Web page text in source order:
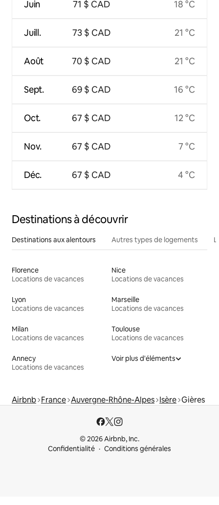
Juin
Juill.
Août
Sept.
Oct.
Nov.
Déc.
71 $ CAD
73 $ CAD
70 $ CAD
69 $ CAD
67 $ CAD
67 $ CAD
67 $ CAD
18 °C
21 °C
21 °C
16 °C
12 °C
7 °C
4 °C
Destinations à découvrir
Destinations aux alentours Autres types de logements
Florence
Locations de vacances
Nice
Locations de vacances
Lyon
Locations de vacances
Marseille
Locations de vacances
Milan
Locations de vacances
Toulouse
Locations de vacances
Annecy
Locations de vacances
Voir plus d'éléments
Airbnb France Auvergne-Rhône-Alpes Isère Gières
© 2026 Airbnb, Inc.
Confidentialité
Conditions générales